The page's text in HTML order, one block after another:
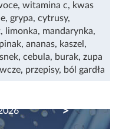
, witamina c, kwas
, grypa, cytrusy,
, limonka, mandarynka,
, ananas, kaszel ,
, cebula, burak, zupa
, przepisy, ból gardła
NEXT